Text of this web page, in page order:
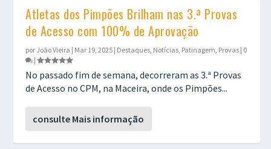
Atletas dos Pimpões Brilham nas 3.ª Provas
de Acesso com 100% de Aprovação
por João Vieira | Mar 19, 2025 | Destaques Notícias Patinagem Provas | 0
|
No passado fim de semana, decorreram as 3.ª Provas
de Acesso no CPM, na Maceira, onde os Pimpões...
consulte Mais informação